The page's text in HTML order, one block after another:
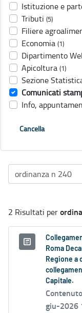
Istituzione e
Tributi (5)
Filiere
Economia (1)
Dipartimento
Apicoltura (1)
Sezione
Comunicati
Info,
Cancella
2 Risultati per
Roma
Regione a
Capitale.
giu-2026